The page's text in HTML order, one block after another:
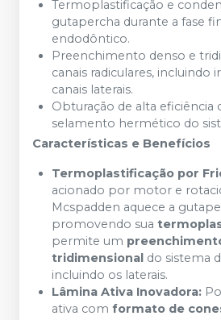
Termoplastificação e
gutapercha durante a fase
endodôntico.
Preenchimento denso e
canais radiculares, incluindo
canais laterais.
Obturação de alta eficiência
selamento hermético do
Características e Benefícios
Termoplastificação por
acionado por motor e
Mcspadden aquece a
promovendo sua
permite um
tridimensional do sistema
incluindo os laterais.
Lâmina Ativa Inovadora:
ativa com formato de